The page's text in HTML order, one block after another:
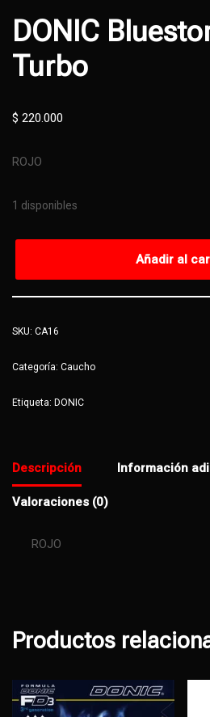
DONIC
Turbo
$ 220.000
ROJO
1 disponibles
Añadir al
SKU: CA16
Categoría: Caucho
Etiqueta: DONIC
Descripción Información
Valoraciones (0)
ROJO
Productos